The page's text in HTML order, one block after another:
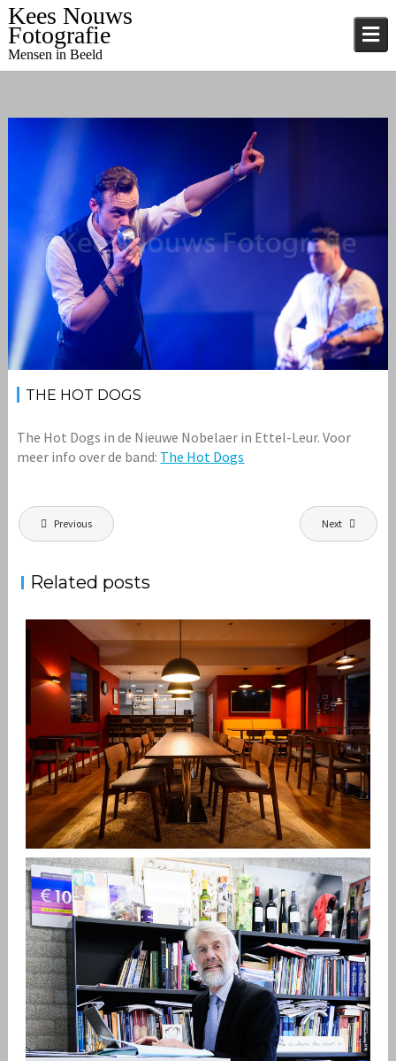
Skip
to
content
Kees Nouws
Fotografie
Mensen in Beeld
Blog
THE HOT DOGS
The Hot Dogs in de Nieuwe Nobelaer in Ettel-Leur. Voor
meer info over de band: The Hot Dogs
Bericht
navigatie
Previous Next
Related posts
CHAIRS AND MORE
Kees Blog